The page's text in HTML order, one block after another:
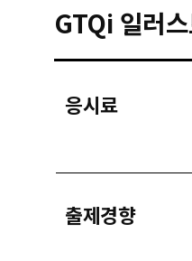
GTQi 일러
응시료
출제경향